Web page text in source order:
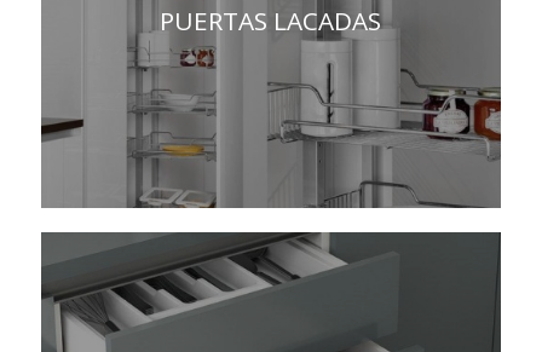
PUERTAS LACADAS